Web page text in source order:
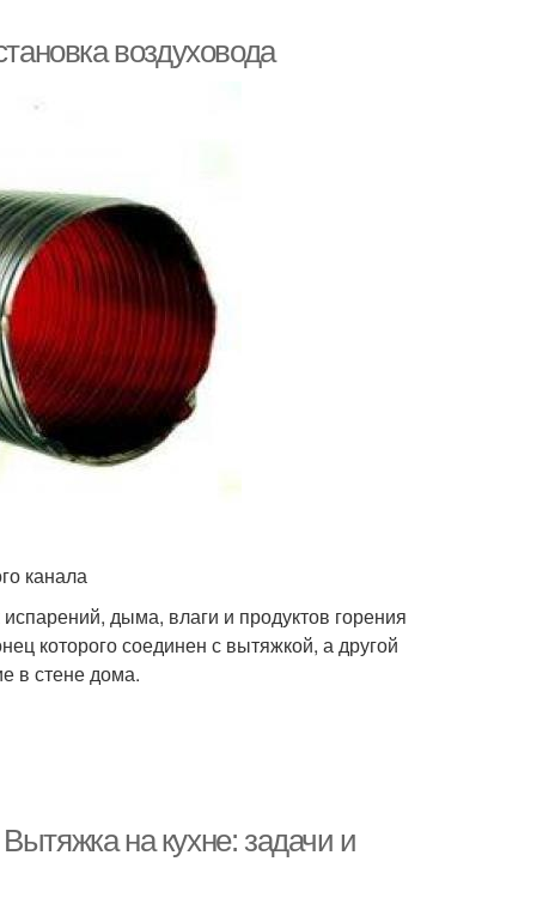
воздуховода
канала
дыма, влаги и продуктов горения
которого соединен с вытяжкой, а другой
в стене дома.
на кухне: задачи и